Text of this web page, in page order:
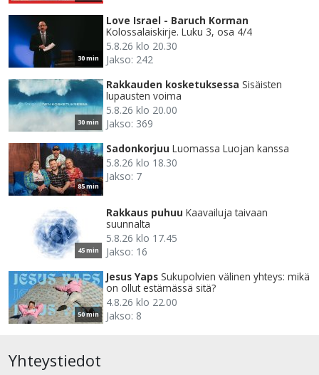
30 min
Love Israel - Baruch Korman
Kolossalaiskirje. Luku 3, osa 4/4
5.8.26 klo 20.30
Jakso: 242
30 min
Rakkauden kosketuksessa Sisäisten
lupausten voima
5.8.26 klo 20.00
Jakso: 369
85 min
Sadonkorjuu Luomassa Luojan kanssa
5.8.26 klo 18.30
Jakso: 7
45 min
Rakkaus puhuu Kaavailuja taivaan
suunnalta
5.8.26 klo 17.45
Jakso: 16
50 min
Jesus Yaps Sukupolvien välinen yhteys: mikä
on ollut estämässä sitä?
4.8.26 klo 22.00
Jakso: 8
Yhteystiedot